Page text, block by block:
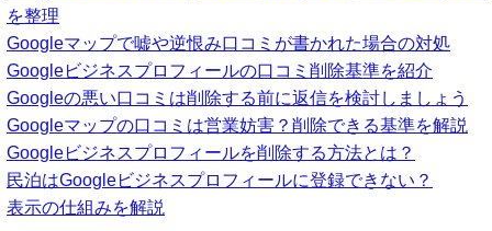
を整理
Googleマップで嘘や逆恨み口コミが書かれた場合の対処
Googleビジネスプロフィールの口コミ削除基準を紹介
Googleの悪い口コミは削除する前に返信を検討しましょう
Googleマップの口コミは営業妨害？削除できる基準を解説
Googleビジネスプロフィールを削除する方法とは？
民泊はGoogleビジネスプロフィールに登録できない？
表示の仕組みを解説